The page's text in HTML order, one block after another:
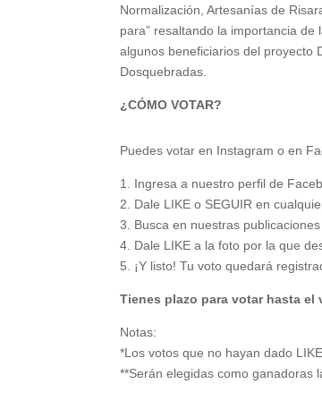
Normalización, Artesanías de
para” resaltando la importancia
algunos beneficiarios del proyecto
Dosquebradas.
¿CÓMO VOTAR?
Puedes votar en Instagram o en
1. Ingresa a nuestro perfil de
2. Dale LIKE o SEGUIR en
3. Busca en nuestras
4. Dale LIKE a la foto por la que
5. ¡Y listo! Tu voto quedará
Tienes plazo para votar hasta el
Notas:
*Los votos que no hayan dado
**Serán elegidas como ganadoras